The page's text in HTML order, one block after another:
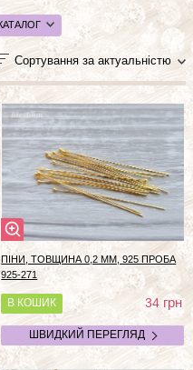
Сортування за актуальністю
ПІНИ, ТОВЩИНА 0,2 ММ, 925 ПРОБА
925-271
В КОШИК 34грн
ШВИДКИЙ ПЕРЕГЛЯД